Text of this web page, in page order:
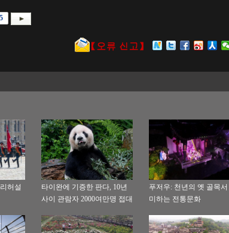
5
허설
타이완에 기증한 판다, 10년
사이 관람자 2000여만명 접대
푸저우: 천년의 옛 골목서
미하는 전통문화